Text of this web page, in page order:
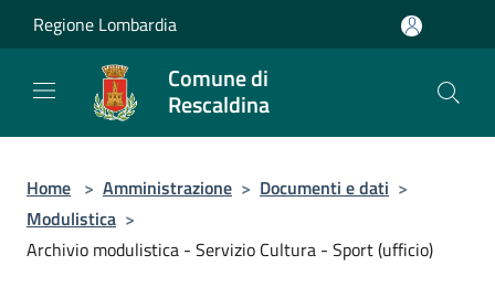
Salta al contenuto principale
Regione Lombardia
Comune di
Rescaldina
Home > Amministrazione > Documenti e dati >
Modulistica >
Archivio modulistica - Servizio Cultura - Sport (ufficio)